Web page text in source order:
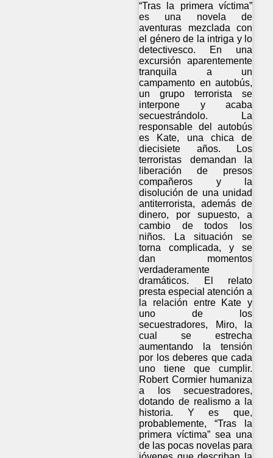
“Tras la primera víctima”
es una novela de
aventuras mezclada con
el género de la intriga y lo
detectivesco. En una
excursión aparentemente
tranquila a un
campamento en autobús,
un grupo terrorista se
interpone y acaba
secuestrándolo. La
responsable del autobús
es Kate, una chica de
diecisiete años. Los
terroristas demandan la
liberación de presos
compañeros y la
disolución de una unidad
antiterrorista, además de
dinero, por supuesto, a
cambio de todos los
niños. La situación se
torna complicada, y se
dan momentos
verdaderamente
dramáticos. El relato
presta especial atención a
la relación entre Kate y
uno de los
secuestradores, Miro, la
cual se estrecha
aumentando la tensión
por los deberes que cada
uno tiene que cumplir.
Robert Cormier humaniza
a los secuestradores,
dotando de realismo a la
historia. Y es que,
probablemente, “Tras la
primera víctima” sea una
de las pocas novelas para